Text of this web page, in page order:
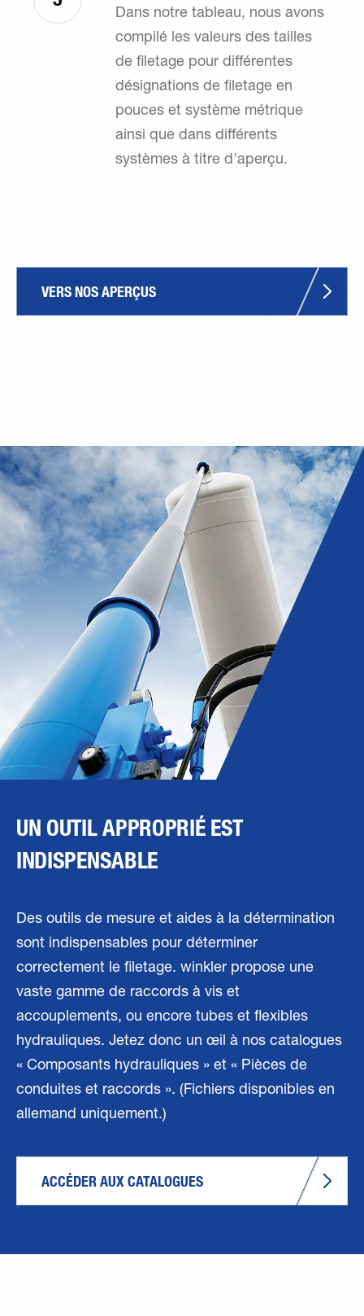
Dans notre tableau, nous avons
compilé les valeurs des tailles
de filetage pour différentes
désignations de filetage en
pouces et système métrique
ainsi que dans différents
systèmes à titre d'aperçu.
VERS NOS APERÇUS
UN OUTIL APPROPRIÉ EST
INDISPENSABLE
Des outils de mesure et aides à la détermination
sont indispensables pour déterminer
correctement le filetage. winkler propose une
vaste gamme de raccords à vis et
accouplements, ou encore tubes et flexibles
hydrauliques. Jetez donc un œil à nos catalogues
« Composants hydrauliques » et « Pièces de
conduites et raccords ». (Fichiers disponibles en
allemand uniquement.)
ACCÉDER AUX CATALOGUES